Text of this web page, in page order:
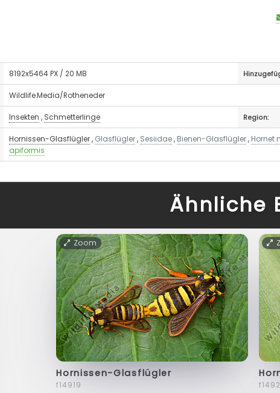
8192x5464 PX / 20 MB
Wildlife.Media/Rotheneder
Insekten , Schmetterlinge Region:
Hornissen-Glasflügler, Glasflügler, Sesiidae, Bienen-Glasflügler, Hornet
apiformis
Ähnliche
Zoom
Hornissen-Glasflügler
f14919